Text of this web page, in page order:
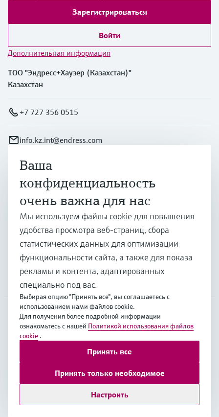
Зарегистрироваться
Войти
Дополнительная информация
ТОО "Эндресс+Хаузер (Казахстан)"
Казахстан
+7 727 356 0515
info.kz.int@endress.com
Продукты и услуги
Отрасли
Поддержка
Компания
CAS•Русский
Copyright © Endress+Hauser Group Services AG
Выходные данныеУсловияData Protection
Юридические условия Endress+Hauser International
Ваша
конфиденциальность
очень важна для нас
Мы используем файлы cookie для повышения
удобства просмотра веб-страниц, сбора
статистических данных для оптимизации
функциональности сайта, а также для показа
рекламы и контента, адаптированных
специально под вас.
Выбирая опцию "Принять все", вы соглашаетесь с
использованием нами файлов cookie.
Для получения более подробной информации
ознакомьтесь с нашей Политикой использования файлов
cookie .
Настроить
Принять только необходимое
Принять все